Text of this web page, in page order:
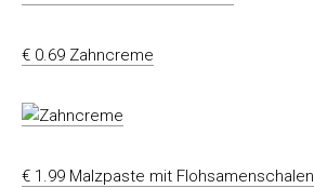
€ 0.69 Zahncreme
€ 1.99 Malzpaste mit Flohsamenschalen